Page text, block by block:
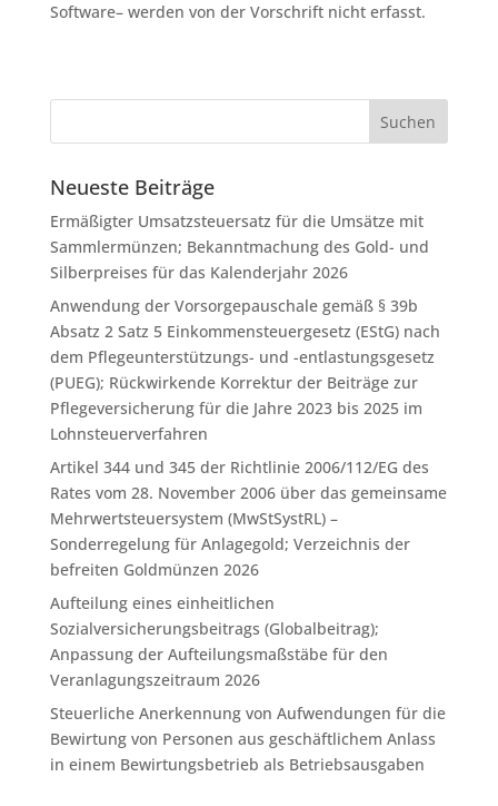
Software– werden von der Vorschrift nicht erfasst.
Neueste Beiträge
Ermäßigter Umsatzsteuersatz für die Umsätze mit
Sammlermünzen; Bekanntmachung des Gold- und
Silberpreises für das Kalenderjahr 2026
Anwendung der Vorsorgepauschale gemäß § 39b
Absatz 2 Satz 5 Einkommensteuergesetz (EStG) nach
dem Pflegeunterstützungs- und -entlastungsgesetz
(PUEG); Rückwirkende Korrektur der Beiträge zur
Pflegeversicherung für die Jahre 2023 bis 2025 im
Lohnsteuerverfahren
Artikel 344 und 345 der Richtlinie 2006/112/EG des
Rates vom 28. November 2006 über das gemeinsame
Mehrwertsteuersystem (MwStSystRL) –
Sonderregelung für Anlagegold; Verzeichnis der
befreiten Goldmünzen 2026
Aufteilung eines einheitlichen
Sozialversicherungsbeitrags (Globalbeitrag);
Anpassung der Aufteilungsmaßstäbe für den
Veranlagungszeitraum 2026
Steuerliche Anerkennung von Aufwendungen für die
Bewirtung von Personen aus geschäftlichem Anlass
in einem Bewirtungsbetrieb als Betriebsausgaben